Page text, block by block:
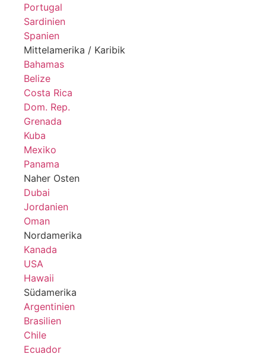
Portugal
Sardinien
Spanien
Mittelamerika / Karibik
Bahamas
Belize
Costa Rica
Dom. Rep.
Grenada
Kuba
Mexiko
Panama
Naher Osten
Dubai
Jordanien
Oman
Nordamerika
Kanada
USA
Hawaii
Südamerika
Argentinien
Brasilien
Chile
Ecuador